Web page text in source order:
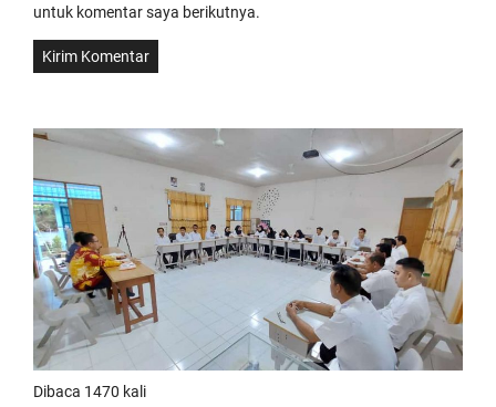
untuk komentar saya berikutnya.
Dibaca 1470 kali